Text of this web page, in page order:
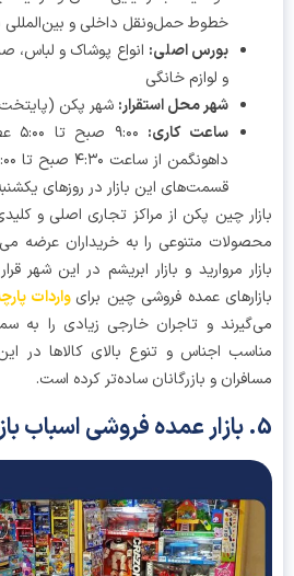
خطوط حمل‌ونقل داخلی و بین‌المللی برای
بورس اصلی:انواع پوشاک و لباس،
و لوازم خانگی
شهر محل استقرار:شهر پکن (پایتخت چین)
ساعت کاری:
۹:۰۰ صبح
قسمت‌های این بازار در روزهای یکشنبه
چین پکن از مراکز تجاری اصلی و کلیدی
متنوعی را به خریداران عرضه
مروارید و بازار ابریشم در این شهر قرار
عمده فروشی چین برای واردات پارچه از
و تاجران خارجی زیادی را به سمت
اجناس و تنوع بالای کالاها در این
و بازرگانان ساده‌تر کرده است.